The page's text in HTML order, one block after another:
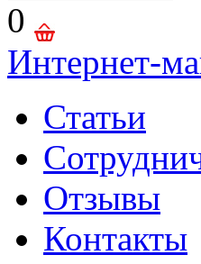
0
Интернет-
Статьи
Отзывы
Контакты